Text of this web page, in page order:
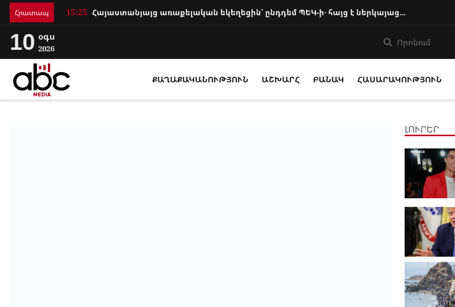
Հրատապ 15:25 Հայաստանյայց առաքելական եկեղեցին՝ ընդդեմ ՊԵԿ-ի․ հայց է ներկայացվել․ Փաստինֆո
10 օգս
2026
ՔԱՂԱՔԱԿԱՆՈՒԹՅՈՒՆ ԱՇԽԱՐՀ ԲԱՆԱԿ ՀԱՍԱՐԱԿՈՒԹՅՈՒՆ
ԼՈՒՐԵՐ